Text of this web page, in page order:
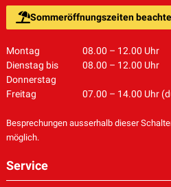
Sommeröffnungszeiten
Montag 08.00 – 12.00 Uhr
Dienstag bis
Donnerstag
08.00 – 12.00 Uhr
Freitag 07.00 – 14.00 Uhr
Besprechungen ausserhalb dieser
möglich.
Service